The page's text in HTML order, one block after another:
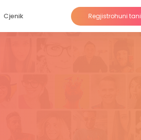
Cjenik Regjistrohuni tani